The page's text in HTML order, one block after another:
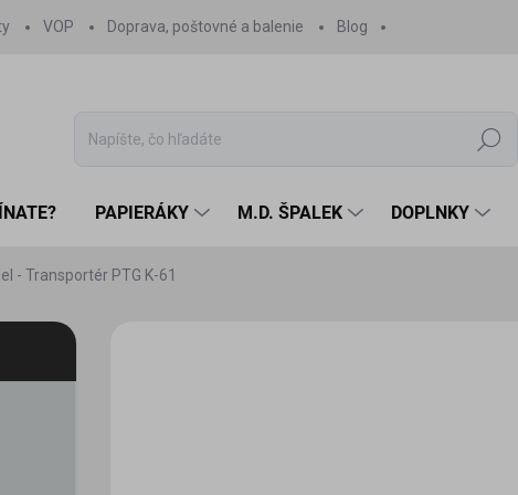
VOP Doprava, poštovné a balenie Blog
Hľadať
PAPIERÁKY M.D. ŠPALEK DOPLNKY
- Transportér PTG K-61